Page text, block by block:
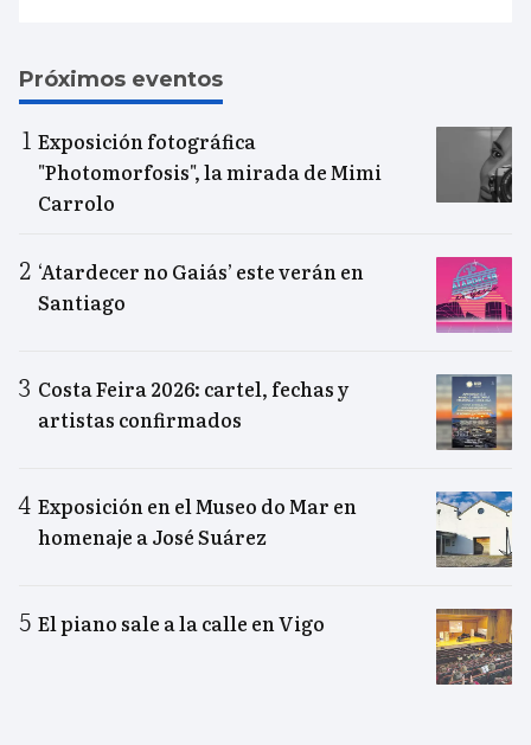
Próximos eventos
Exposición fotográfica
"Photomorfosis", la mirada de Mimi
Carrolo
‘Atardecer no Gaiás’ este verán en
Santiago
Costa Feira 2026: cartel, fechas y
artistas confirmados
Exposición en el Museo do Mar en
homenaje a José Suárez
El piano sale a la calle en Vigo